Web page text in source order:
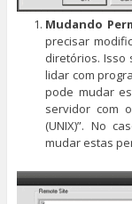
Mudando
precisar
diretórios. Isso
lidar com
pode mudar
servidor com
(UNIX)”. No
mudar estas